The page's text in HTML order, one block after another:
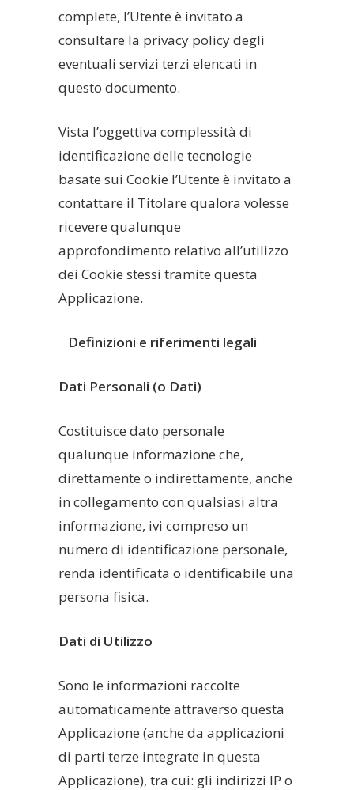
complete, l’Utente è invitato a
consultare la privacy policy degli
eventuali servizi terzi elencati in
questo documento.
Vista l’oggettiva complessità di
identificazione delle tecnologie
basate sui Cookie l’Utente è invitato a
contattare il Titolare qualora volesse
ricevere qualunque
approfondimento relativo all’utilizzo
dei Cookie stessi tramite questa
Applicazione.
Definizioni e riferimenti legali
Dati Personali (o Dati)
Costituisce dato personale
qualunque informazione che,
direttamente o indirettamente, anche
in collegamento con qualsiasi altra
informazione, ivi compreso un
numero di identificazione personale,
renda identificata o identificabile una
persona fisica.
Dati di Utilizzo
Sono le informazioni raccolte
automaticamente attraverso questa
Applicazione (anche da applicazioni
di parti terze integrate in questa
Applicazione), tra cui: gli indirizzi IP o